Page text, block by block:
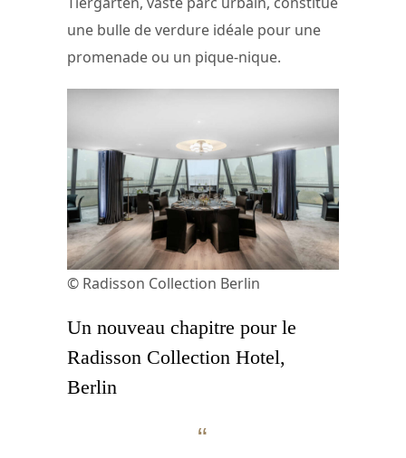
une bulle de verdure idéale pour une
promenade ou un pique-nique.
© Radisson Collection Berlin
Un nouveau chapitre pour le
Radisson Collection Hotel,
Berlin